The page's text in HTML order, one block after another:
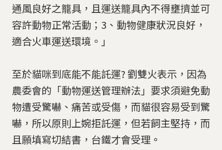
通風良好之籠具，且運送籠具內不得壅擠並可
容許動物正常活動；3、動物健康狀況良好，
適合火車運送環境。」
至於貓咪到底能不能託運? 劉雙火表示，因為
農委會的「動物運送管理辦法」要求須避免動
物遭受驚嚇、痛苦或受傷，而貓很容易受到驚
嚇，所以原則上婉拒託運，但若飼主堅持，而
且願填寫切結書，台鐵才會受理 。